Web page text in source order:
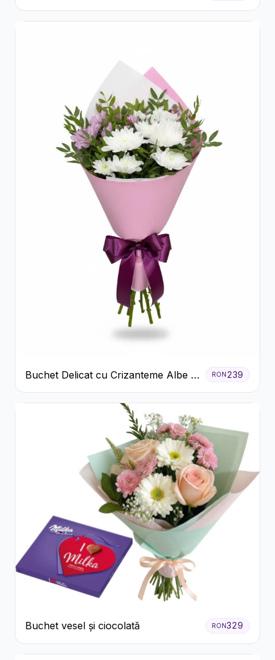
Buchet Delicat cu Crizanteme Albe și
Mov
RON 239
Buchet vesel și ciocolată RON329